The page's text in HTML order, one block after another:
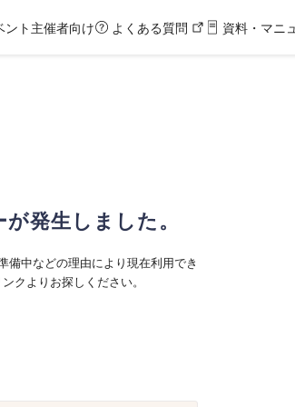
ント主催者向け よくある質問 資料・マニ
発生しました。
備中などの理由により現在利用でき
クよりお探しください。